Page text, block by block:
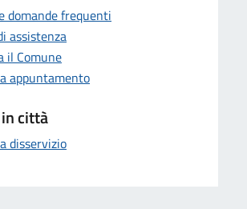
domande frequenti
assistenza
il Comune
appuntamento
città
disservizio